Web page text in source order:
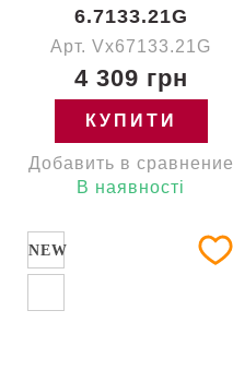
6.7133.21G
Арт. Vx67133.21G
4 309 грн
КУПИТИ
Добавить в сравнение
В наявності
NEW